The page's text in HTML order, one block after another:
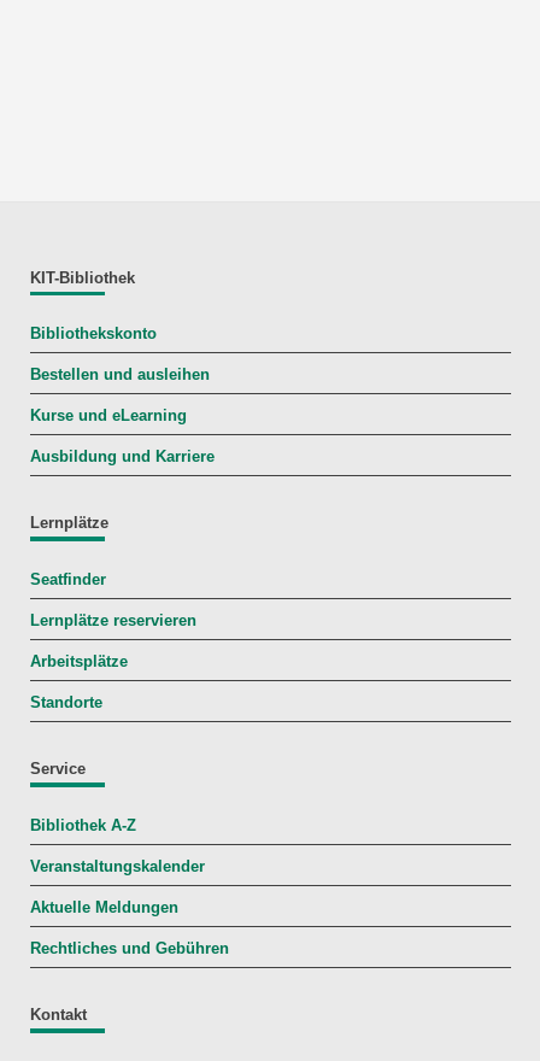
KIT-Bibliothek
Bibliothekskonto
Bestellen und ausleihen
Kurse und eLearning
Ausbildung und Karriere
Lernplätze
Seatfinder
Lernplätze reservieren
Arbeitsplätze
Standorte
Service
Bibliothek A-Z
Veranstaltungskalender
Aktuelle Meldungen
Rechtliches und Gebühren
Kontakt